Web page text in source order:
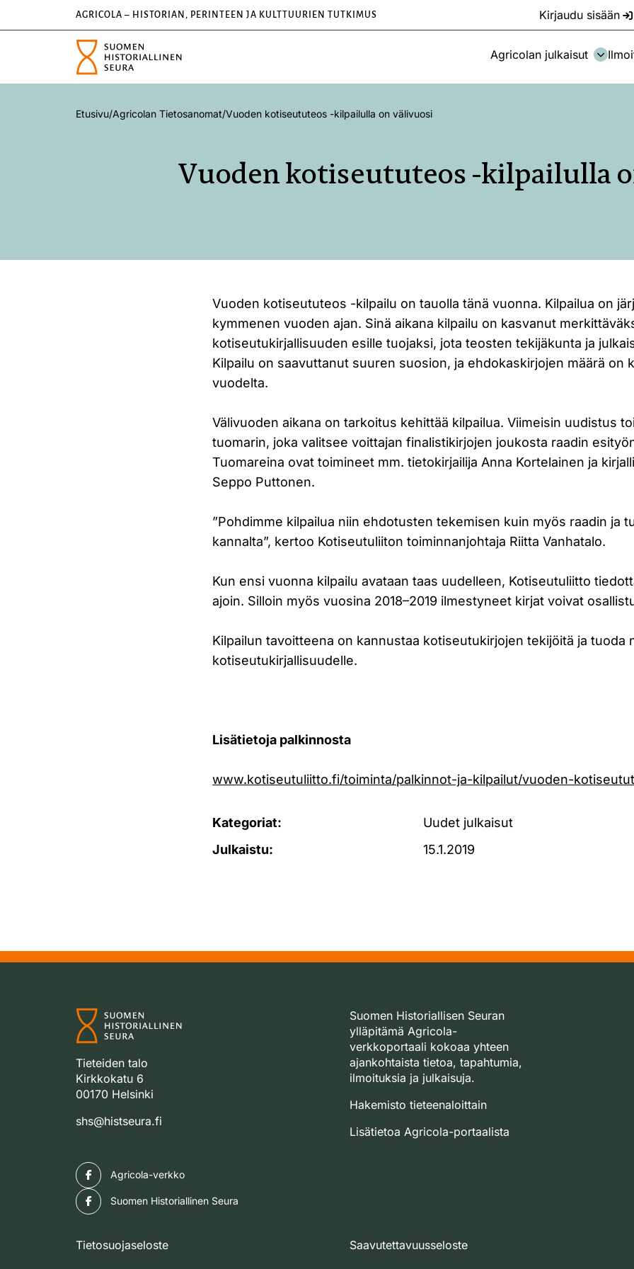
AGRICOLA – HISTORIAN, PERINTEEN JA KULTTUURIEN TUTKIMUS Kirjaudu sisään
Agricolan julkaisut
Etusivu/Agricolan Tietosanomat/Vuoden kotiseututeos -kilpailulla on välivuosi
Vuoden kotiseututeos -kilpailulla
Vuoden kotiseututeos -kilpailu on tauolla tänä vuonna. Kilpailua on
kymmenen vuoden ajan. Sinä aikana kilpailu on kasvanut
kotiseutukirjallisuuden esille tuojaksi, jota teosten tekijäkunta ja
Kilpailu on saavuttanut suuren suosion, ja ehdokaskirjojen määrä on
vuodelta.
Välivuoden aikana on tarkoitus kehittää kilpailua. Viimeisin uudistus
tuomarin, joka valitsee voittajan finalistikirjojen joukosta raadin
Tuomareina ovat toimineet mm. tietokirjailija Anna Kortelainen ja
Seppo Puttonen.
”Pohdimme kilpailua niin ehdotusten tekemisen kuin myös raadin ja
kannalta”, kertoo Kotiseutuliiton toiminnanjohtaja Riitta Vanhatalo.
Kun ensi vuonna kilpailu avataan taas uudelleen, Kotiseutuliitto
ajoin. Silloin myös vuosina 2018–2019 ilmestyneet kirjat voivat
Kilpailun tavoitteena on kannustaa kotiseutukirjojen tekijöitä ja tuoda
kotiseutukirjallisuudelle.
Lisätietoja palkinnosta
www.kotiseutuliitto.fi/toiminta/palkinnot-ja-kilpailut/vuoden-
Kategoriat:
Uudet julkaisut
Julkaistu:
15.1.2019
Tieteiden talo
Kirkkokatu 6
00170 Helsinki
shs@histseura.fi
Suomen Historiallisen Seuran
ylläpitämä Agricola-
verkkoportaali kokoaa yhteen
ajankohtaista tietoa, tapahtumia,
ilmoituksia ja julkaisuja.
Hakemisto tieteenaloittain
Lisätietoa Agricola-portaalista
Agricola-verkko
Suomen Historiallinen Seura
Tietosuojaseloste Saavutettavuusseloste